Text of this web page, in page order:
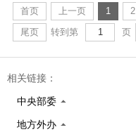
首页 上一页 1 2
尾页
转到第 页
相关链接：
中央部委
地方外办